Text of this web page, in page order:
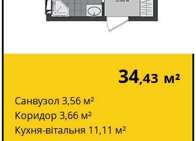
34,43 м²
Санвузол 3,56 м²
Коридор 3,66 м²
Кухня-вітальня 11,11 м²